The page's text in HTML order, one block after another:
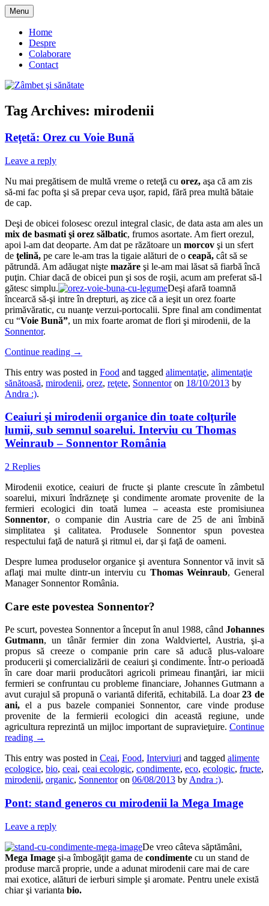
Skip
to
content
Zâmbet şi sănătate
Menu
Home
Despre
Colaborare
Contact
Tag Archives: mirodenii
Reţetă: Orez cu Voie Bună
Leave a reply
Nu mai pregătisem de multă vreme o reteţă cu orez, aşa că am zis
să-mi fac pofta şi să prepar ceva uşor, rapid, fără prea multă bătaie
de cap.
Deşi de obicei folosesc orezul integral clasic, de data asta am ales un
mix de basmati şi orez sălbatic, frumos asortate. Am fiert orezul,
apoi l-am dat deoparte. Am dat pe răzătoare un morcov şi un sfert
de ţelină, pe care le-am tras la tigaie alături de o ceapă, cât să se
pătrundă. Am adăugat nişte mazăre şi le-am mai lăsat să fiarbă încă
puţin. Chiar dacă de obicei pun şi sos de roşii, acum am preferat să-l
gătesc simplu.
Deşi afară toamnă
încearcă să-şi intre în drepturi, aş zice că a ieşit un orez foarte
primăvăratic, cu nuanţe verzui-portocalii. Spre final am condimentat
cu “Voie Bună”, un mix foarte aromat de flori şi mirodenii, de la
Sonnentor.
Continue reading →
This entry was posted in Food and tagged alimentaţie, alimentaţie
sănătoasă, mirodenii, orez, reţete, Sonnentoron 18/10/2013 by
Andra :).
Ceaiuri şi mirodenii organice din toate colţurile
lumii, sub semnul soarelui. Interviu cu Thomas
Weinraub – Sonnentor România
2 Replies
Mirodenii exotice, ceaiuri de fructe şi plante crescute în zâmbetul
soarelui, mixuri îndrăzneţe şi condimente aromate provenite de la
fermieri ecologici din toată lumea – aceasta este promisiunea
Sonnentor, o companie din Austria care de 25 de ani îmbină
simplitatea şi calitatea. Produsele Sonnentor spun povestea
respectului faţă de natură şi ritmul ei, dar şi faţă de oameni.
Despre lumea produselor organice şi aventura Sonnentor vă invit să
aflaţi mai multe dintr-un interviu cu Thomas Weinraub, General
Manager Sonnentor România.
Care este povestea Sonnentor?
Pe scurt, povestea Sonnentor a început în anul 1988, când Johannes
Gutmann, un tânăr fermier din zona Waldviertel, Austria, şi-a
propus să creeze o companie prin care să aducă plus-valoare
producerii şi comercializării de ceaiuri şi condimente. Într-o perioadă
în care doar marii producători agricoli primeau finanţări, iar micii
fermieri se confruntau cu probleme financiare, Johannes Gutmann a
avut curajul să propună o variantă diferită, echitabilă. La doar23 de
ani,el a pus bazele companiei Sonnentor, care vinde produse
provenite de la fermierii ecologici din această regiune, unde
agricultura reprezintă un mijloc important de supravieţuire. Continue
reading →
This entry was posted in Ceai, Food, Interviuri and tagged alimente
ecologice, bio, ceai, ceai ecologic, condimente, eco, ecologic, fructe,
mirodenii, organic, Sonnentoron 06/08/2013 byAndra :).
Pont: stand generos cu mirodenii la Mega Image
Leave a reply
De vreo câteva săptămâni,
Mega Image şi-a îmbogăţit gama de condimente cu un stand de
produse marcă proprie, unde a adunat mirodenii care mai de care
mai exotice, alături de ierburi simple şi aromate. Pentru unele există
chiar şi varianta bio.